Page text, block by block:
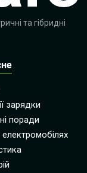
та гібридні
зарядки
поради
електромобілях